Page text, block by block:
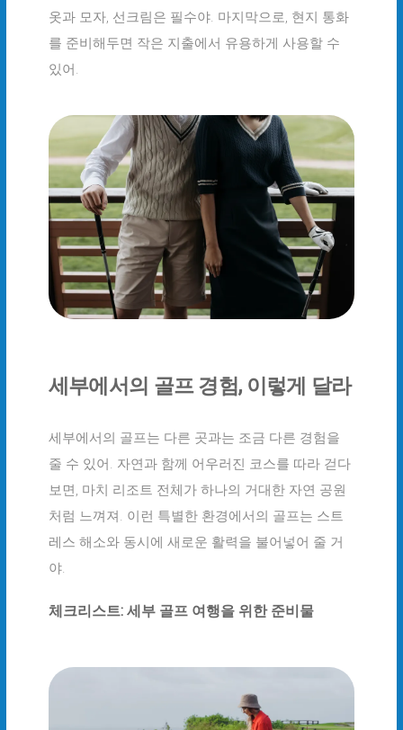
옷과 모자, 선크림은 필수야. 마지막으로, 현지 통화
를 준비해두면 작은 지출에서 유용하게 사용할 수
있어.
세부에서의 골프 경험, 이렇게 달라
세부에서의 골프는 다른 곳과는 조금 다른 경험을
줄 수 있어. 자연과 함께 어우러진 코스를 따라 걷다
보면, 마치 리조트 전체가 하나의 거대한 자연 공원
처럼 느껴져. 이런 특별한 환경에서의 골프는 스트
레스 해소와 동시에 새로운 활력을 불어넣어 줄 거
야.
체크리스트: 세부 골프 여행을 위한 준비물